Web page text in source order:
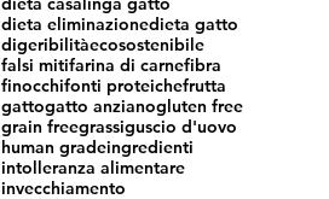
dieta eliminazionedieta gatto
digeribilitàecosostenibile
falsi mitifarina di carnefibra
finocchifonti proteichefrutta
gattogatto anzianogluten free
grain freegrassiguscio d'uovo
human gradeingredienti
intolleranza alimentare
invecchiamento